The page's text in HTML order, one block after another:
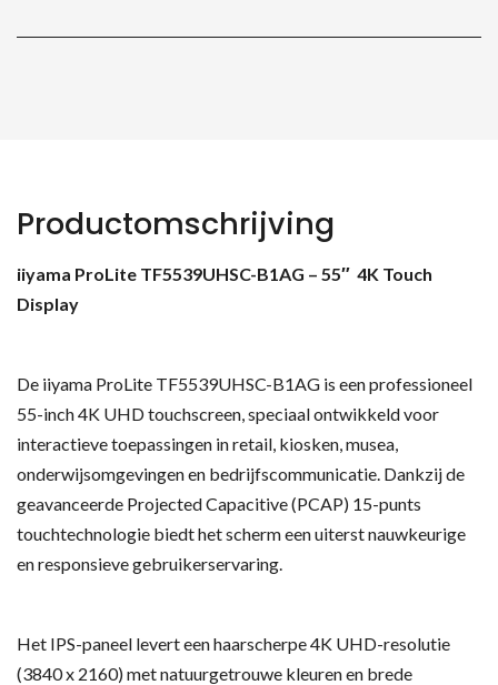
Productomschrijving
iiyama ProLite TF5539UHSC-B1AG – 55″ 4K Touch
Display
De iiyama ProLite TF5539UHSC-B1AG is een professioneel
55-inch 4K UHD touchscreen, speciaal ontwikkeld voor
interactieve toepassingen in retail, kiosken, musea,
onderwijsomgevingen en bedrijfscommunicatie. Dankzij de
geavanceerde Projected Capacitive (PCAP) 15-punts
touchtechnologie biedt het scherm een uiterst nauwkeurige
en responsieve gebruikerservaring.
Het IPS-paneel levert een haarscherpe 4K UHD-resolutie
(3840 x 2160) met natuurgetrouwe kleuren en brede